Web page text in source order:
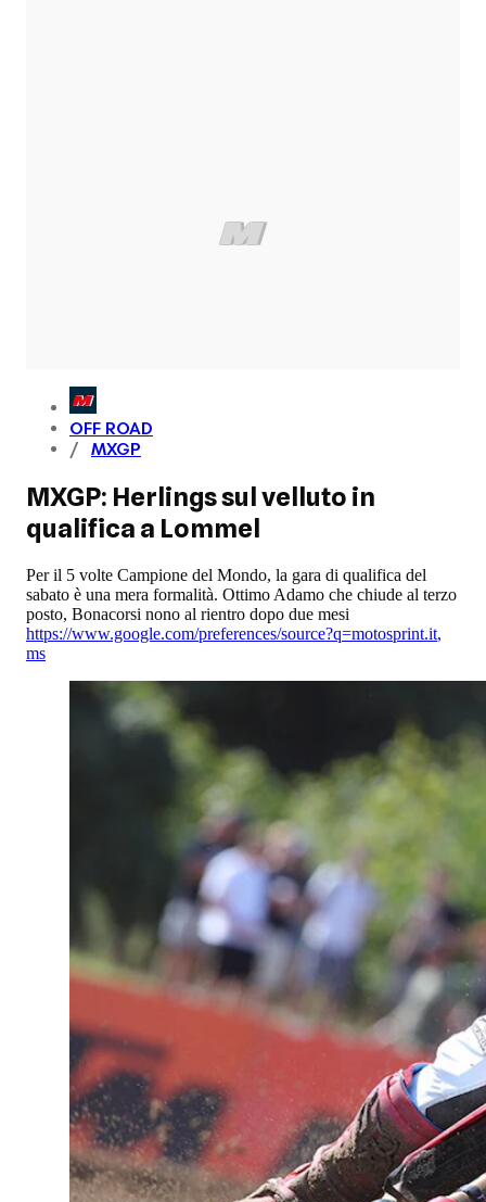
OFF ROAD
MXGP
MXGP: Herlings sul velluto in
qualifica a Lommel
Per il 5 volte Campione del Mondo, la gara di qualifica del
sabato è una mera formalità. Ottimo Adamo che chiude al terzo
posto, Bonacorsi nono al rientro dopo due mesi
https://www.google.com/preferences/source?q=motosprint.it,
ms